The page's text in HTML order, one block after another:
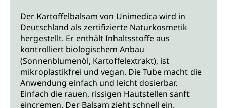
Der Kartoffelbalsam von Unimedica wird in
Deutschland als zertifizierte Naturkosmetik
hergestellt. Er enthält Inhaltsstoffe aus
kontrolliert biologischem Anbau
(Sonnenblumenöl, Kartoffelextrakt), ist
mikroplastikfrei und vegan. Die Tube macht die
Anwendung einfach und leicht dosierbar.
Einfach die rauen, rissigen Hautstellen sanft
eincremen. Der Balsam zieht schnell ein.